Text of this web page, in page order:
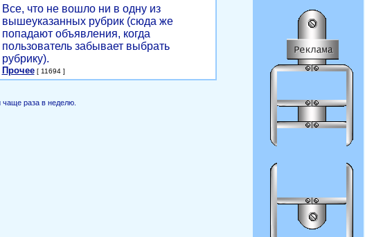
Все, что не вошло ни в одну из
вышеуказанных рубрик (сюда же
попадают объявления, когда
пользователь забывает выбрать
рубрику).
Прочее[ 11694 ]
чаще раза в неделю.